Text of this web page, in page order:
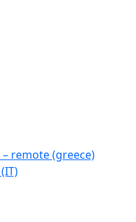
remote (greece)